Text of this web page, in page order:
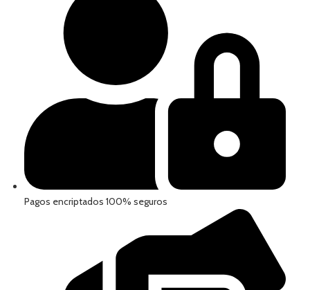
Pagos encriptados 100% seguros